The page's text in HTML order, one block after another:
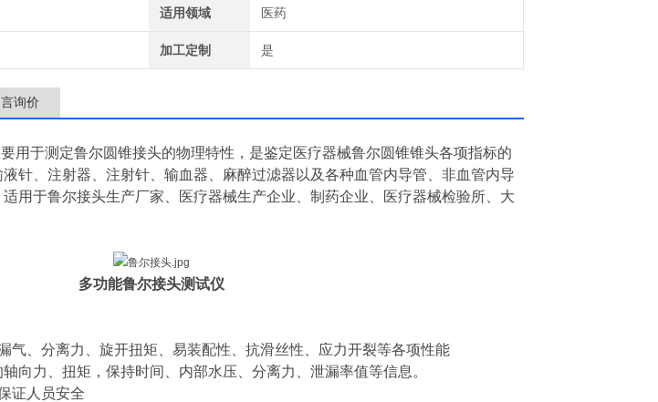
适用领域 医药
加工定制 是
询价
用于测定鲁尔圆锥接头的物理特性，是鉴定医疗器械鲁尔圆锥锥头各项指标的
针、注射器、注射针、输血器、麻醉过滤器以及各种血管内导管、非血管内导
用于鲁尔接头生产厂家、医疗器械生产企业、制药企业、医疗器械检验所、大
多功能鲁尔接头测试仪
气、分离力、旋开扭矩、易装配性、抗滑丝性、应力开裂等各项性能
向力、扭矩，保持时间、内部水压、分离力、泄漏率值等信息。
证人员安全